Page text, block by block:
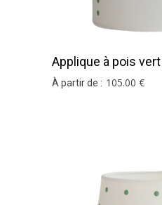
Applique à pois vert
À partir de : 105.00 €